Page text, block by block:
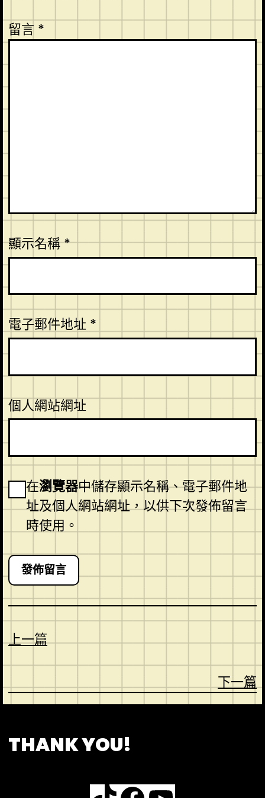
留言 *
顯示名稱*
電子郵件地址 *
個人網站網址
在瀏覽器中儲存顯示名稱、電子郵件地
址及個人網站網址，以供下次發佈留言
時使用。
上一篇
下一篇
THANK YOU!